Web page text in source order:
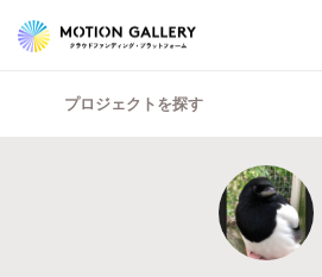
プロジェクトを探す